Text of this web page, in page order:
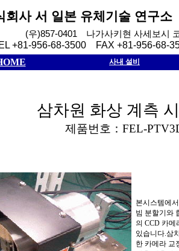
회사 서 일본 유체기술 연구소
(우)857-0401 나가사키현 사세보시
+81-956-68-3500 FAX +81-956-68-
사내 설비
삼차원 화상 계측
제품번호： FEL-
본시스템에
빔 분할기와
의 CCD 카메
있습니다.삼
한 카메라 교